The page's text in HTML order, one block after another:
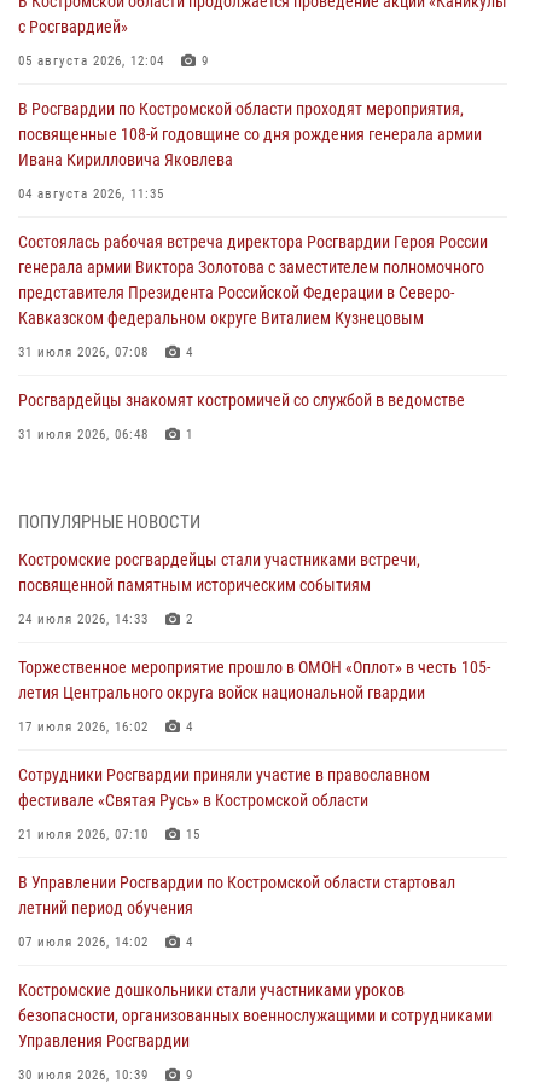
с Росгвардией»
05 августа 2026, 12:04 9
В Росгвардии по Костромской области проходят мероприятия,
посвященные 108-й годовщине со дня рождения генерала армии
Ивана Кирилловича Яковлева
04 августа 2026, 11:35
Состоялась рабочая встреча директора Росгвардии Героя России
генерала армии Виктора Золотова с заместителем полномочного
представителя Президента Российской Федерации в Северо-
Кавказском федеральном округе Виталием Кузнецовым
31 июля 2026, 07:08 4
Росгвардейцы знакомят костромичей со службой в ведомстве
31 июля 2026, 06:48 1
Управления Росгвардии
30 июля 2026, 10:39 9
Костромичи активно используют портал «Единых государственных
29 июля 2026, 06:26 1
Cотрудники Росгвардии и их семьи приняли участие в богослужении
28 июля 2026, 06:14 2
Более пятидесяти поступивших сигналов отработали костромские
27 июля 2026, 09:53
«Росгвардия. Вехи истории»: послевоенный опыт войск
27 июля 2026, 07:11
ПОПУЛЯРНЫЕ НОВОСТИ
Костромские росгвардейцы стали участниками встречи,
посвященной памятным историческим событиям
24 июля 2026, 14:33 2
Торжественное мероприятие прошло в ОМОН «Оплот» в честь 105-
летия Центрального округа войск национальной гвардии
17 июля 2026, 16:02 4
Сотрудники Росгвардии приняли участие в православном
фестивале «Святая Русь» в Костромской области
21 июля 2026, 07:10 15
В Управлении Росгвардии по Костромской области стартовал
летний период обучения
07 июля 2026, 14:02 4
Костромские дошкольники стали участниками уроков
безопасности, организованных военнослужащими и сотрудниками
Управления Росгвардии
30 июля 2026, 10:39 9